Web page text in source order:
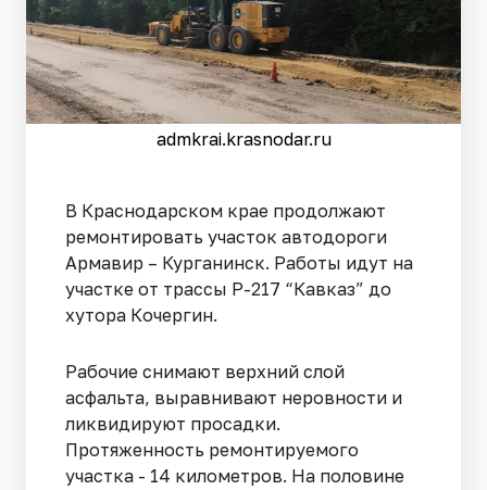
admkrai.krasnodar.ru
В Краснодарском крае продолжают
ремонтировать участок автодороги
Армавир – Курганинск. Работы идут на
участке от трассы Р-217 “Кавказ” до
хутора Кочергин.
Рабочие снимают верхний слой
асфальта, выравнивают неровности и
ликвидируют просадки.
Протяженность ремонтируемого
участка - 14 километров. На половине